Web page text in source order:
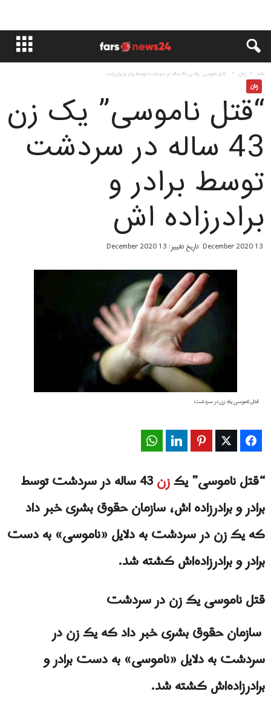
خانه زنان “قتل ناموسی” یک زن 43 ساله در سردشت توسط برادر و برادرزاده...
زنان
“قتل ناموسی” یک زن
43 ساله در سردشت
توسط برادر و
برادرزاده اش
13 December 2020 تاریخ تغییر: 13 December 2020
قتل ناموسی یک زن در سردشت
Facebook
Twitter
Pinterest
LinkedIn
“قتل ناموسی” یکزن
43 ساله در سردشت توسط
برادر و برادرزاده اش، سازمان حقوق بشری خبر داد
که یک زن در سردشت به دلایل «ناموسی» به دست
برادر و برادرزاده‌اش کشته شد.
قتل ناموسی یک زن در سردشت
سازمان حقوق بشری خبر داد که یک زن در
سردشت به دلایل «ناموسی» به دست برادر و
برادرزاده‌اش کشته شد.